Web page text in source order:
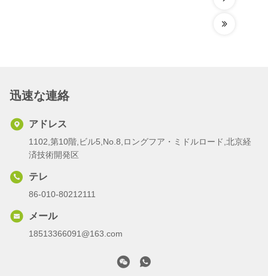
迅速な連絡
アドレス
1102,第10階,ビル5,No.8,ロングフア・ミドルロード,北京経
済技術開発区
テレ
86-010-80212111
メール
18513366091@163.com